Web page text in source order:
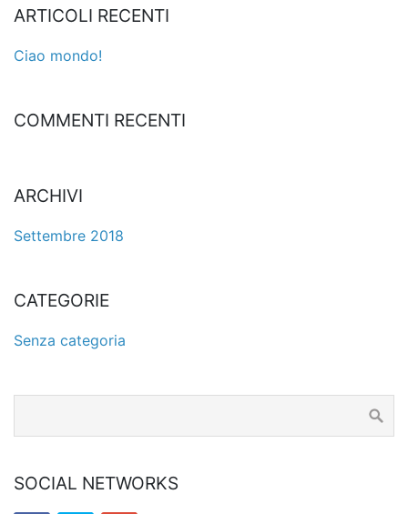
ARTICOLI RECENTI
Ciao mondo!
COMMENTI RECENTI
ARCHIVI
Settembre 2018
CATEGORIE
Senza categoria
SOCIAL NETWORKS